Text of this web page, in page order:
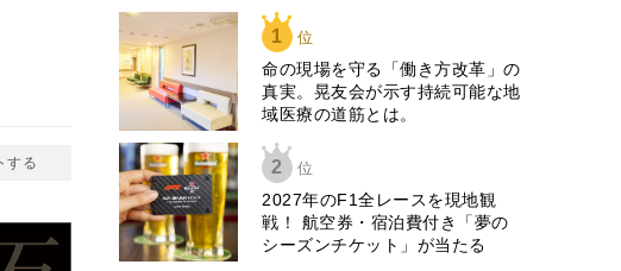
する
1 位
​命の現場を守る「働き方改革」の
真実。晃友会が示す持続可能な地
域医療の道筋とは。
2 位
2027年のF1全レースを現地観
戦！ 航空券・宿泊費付き「夢の
シーズンチケット」が当たる